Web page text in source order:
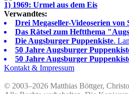
1) 1969: Urmel aus dem Eis
Verwandtes:
Drei Megaseller-Videoserien von
Das Rätsel zum Heftthema
Die Augsburger Puppenkiste.
50 Jahre Augsburger
50 Jahre Augsburger
Kontakt & Impressum
© 2003–2026 Matthias Böttger,